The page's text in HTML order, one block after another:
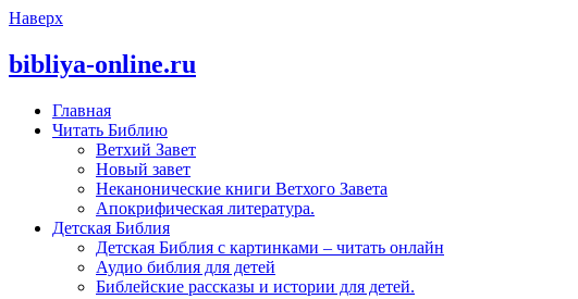
Наверх
bibliya-online.ru
Главная
Читать Библию
Ветхий Завет
Новый завет
Неканонические книги Ветхого Завета
Апокрифическая литература.
Детская Библия
Детская Библия с картинками – читать онлайн
Аудио библия для детей
Библейские рассказы и истории для детей.